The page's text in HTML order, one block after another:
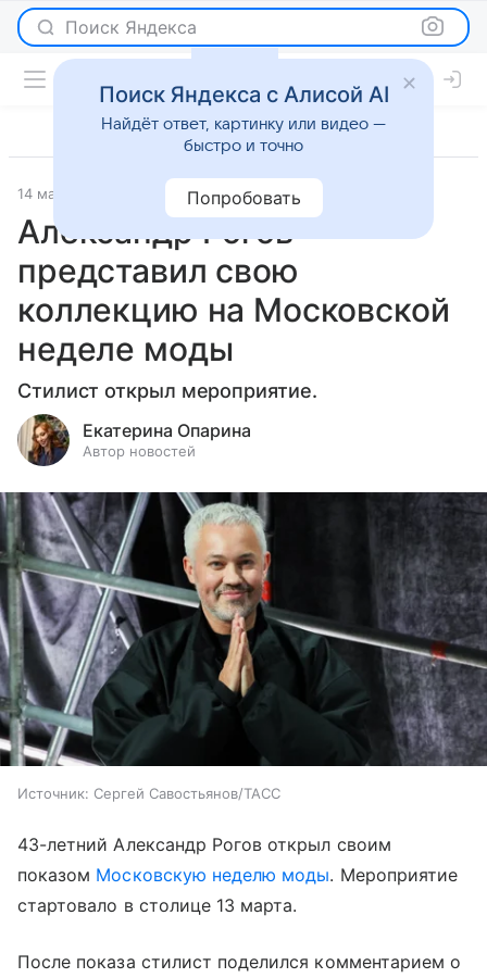
Поиск Яндекса
14 марта 2025 Светская жизнь
Александр Рогов
представил свою
коллекцию на Московской
неделе моды
Стилист открыл мероприятие.
Екатерина Опарина
Автор новостей
Источник: Сергей Савостьянов/ТАСС
43-летний Александр Рогов открыл своим
показом Московскую неделю моды. Мероприятие
стартовало в столице 13 марта.
После показа стилист поделился комментарием о
Поиск Яндекса с Алисой AI
Найдёт ответ, картинку или видео —
быстро и точно
Попробовать